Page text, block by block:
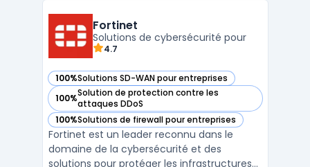
WatchGuard facilite la gestion de la
sécurité grâce à des so ...
Fortinet
Solutions de cybersécurité pour
4.7
100%Solutions SD-WAN pour entreprises
— voir Fortinet dans cette catégorie
100%Solution de protection contre les
attaques DDoS
— voir Fortinet dans cette catégorie
100%Solutions de firewall pour entreprises
— voir Fortinet dans cette catégorie
Fortinet est un leader reconnu dans le
domaine de la cybersécurité et des
solutions pour protéger les infrastructures